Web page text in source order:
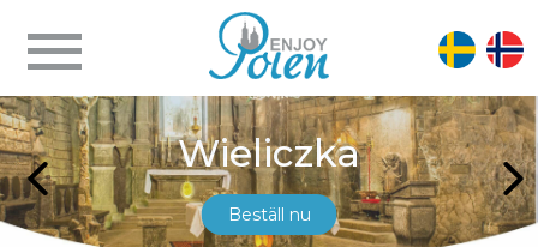
Wieliczka
Beställ nu
Zakopane
Beställ nu